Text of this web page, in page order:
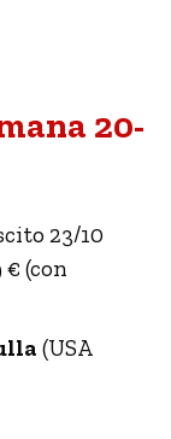
20-
23/10
€ (con
(USA